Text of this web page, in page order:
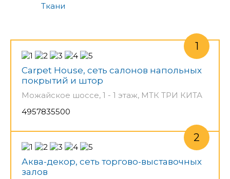
Ткани
Carpet House, сеть салонов напольных
покрытий и штор
Можайское шоссе, 1 - 1 этаж, МТК ТРИ КИТА
4957835500
Аква-декор, сеть торгово-выставочных
залов